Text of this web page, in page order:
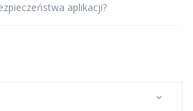
aplikacji?